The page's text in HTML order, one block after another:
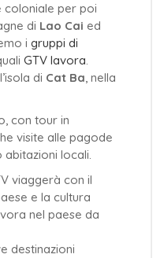
coloniale per poi
di Lao Cai ed
i gruppi di
GTV lavora.
di Cat Ba, nella
con tour in
visite alle pagode
abitazioni locali.
viaggerà con il
e la cultura
nel paese da
destinazioni